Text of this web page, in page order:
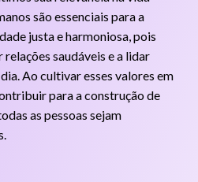
são essenciais para a
justa e harmoniosa, pois
saudáveis e a lidar
Ao cultivar esses valores em
para a construção de
as pessoas sejam